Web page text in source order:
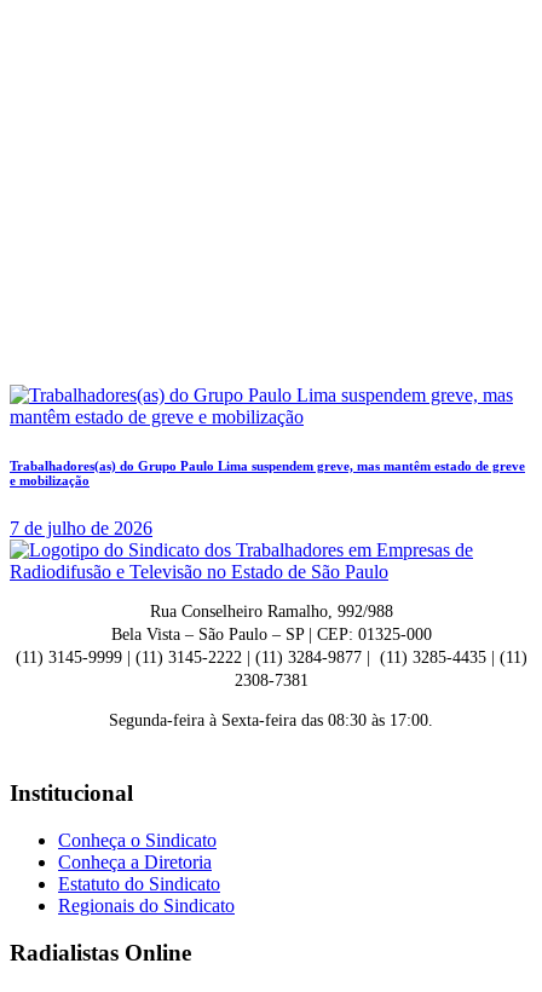
Trabalhadores(as) do Grupo Paulo Lima suspendem greve, mas mantêm estado de greve
e mobilização
7 de julho de 2026
Rua Conselheiro Ramalho, 992/988
Bela Vista – São Paulo – SP | CEP: 01325-000
(11) 3145-9999 | (11) 3145-2222 | (11) 3284-9877 | (11) 3285-4435 | (11)
2308-7381
Segunda-feira à Sexta-feira das 08:30 às 17:00.
Institucional
Conheça o Sindicato
Conheça a Diretoria
Estatuto do Sindicato
Regionais do Sindicato
Radialistas Online